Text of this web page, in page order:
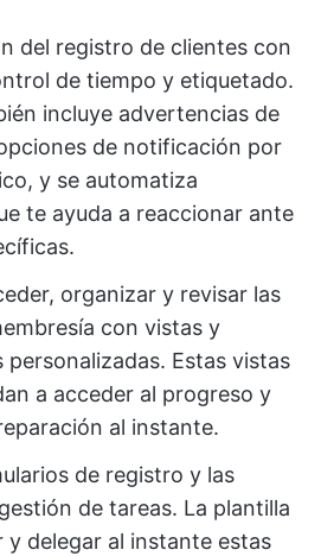
del registro de clientes con
de tiempo y etiquetado.
incluye advertencias de
de notificación por
y se automatiza
te ayuda a reaccionar ante
organizar y revisar las
con vistas y
Estas vistas
a acceder al progreso y
al instante.
de registro y las
de tareas. La plantilla
delegar al instante estas